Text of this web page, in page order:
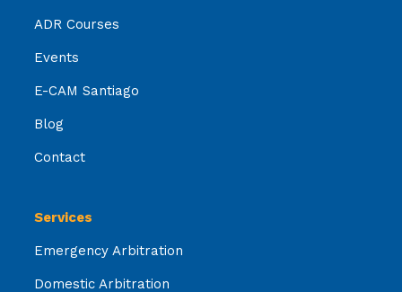
ADR Courses
Events
E-CAM Santiago
Blog
Contact
Services
Emergency Arbitration
Domestic Arbitration